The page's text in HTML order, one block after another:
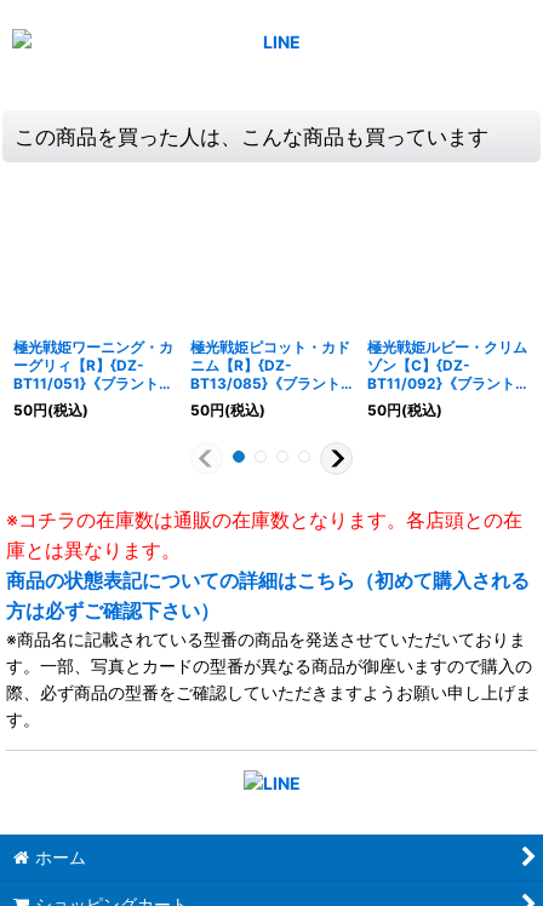
この商品を買った人は、こんな商品も買っています
極光戦姫ワーニング・カ
ーグリィ【R】{DZ-
BT11/051}《ブラントゲ
ート》
50円(税込)
極光戦姫ピコット・カド
ニム【R】{DZ-
BT13/085}《ブラント
ゲート》
50円(税込)
極光戦姫ルビー・クリム
ゾン【C】{DZ-
BT11/092}《ブラントゲ
ート》
50円(税込)
※コチラの在庫数は通販の在庫数となります。各店頭との在
庫とは異なります。
商品の状態表記についての詳細はこちら（初めて購入される
方は必ずご確認下さい）
※商品名に記載されている型番の商品を発送させていただいておりま
す。一部、写真とカードの型番が異なる商品が御座いますので購入の
際、必ず商品の型番をご確認していただきますようお願い申し上げま
す。
ホーム